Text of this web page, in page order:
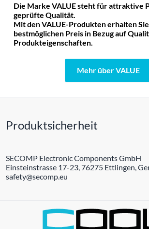
Die Marke VALUE steht für attraktive
geprüfte Qualität.
Mit den VALUE-Produkten erhalten
bestmöglichen Preis in Bezug auf
Produkteigenschaften.
Mehr über VALUE
Produktsicherheit
SECOMP Electronic Components GmbH
Einsteinstrasse 17-23, 76275 Ettlingen,
safety@secomp.eu